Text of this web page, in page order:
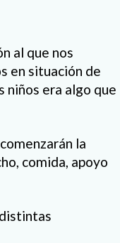
al que nos
en situación de
niños era algo que
la
comida, apoyo